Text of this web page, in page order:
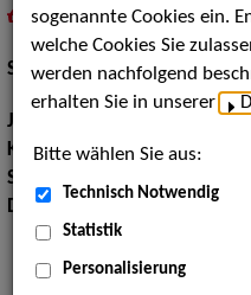
inMeine Merklistelegen
Schauspiel:Bühne
Jahrgang:
Körpergröße:177 cm
Sport:
Dialekte:
Berlinerisch,
sogenannte Cookies ein.
welche Cookies Sie
werden nachfolgend
erhalten Sie in unserer
Bitte wählen Sie aus:
Technisch Notwendig
Statistik
Personalisierung